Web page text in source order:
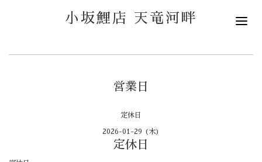
小坂鯉店 天竜河畔
営業日
定休日
2026-01-29 (木)
定休日